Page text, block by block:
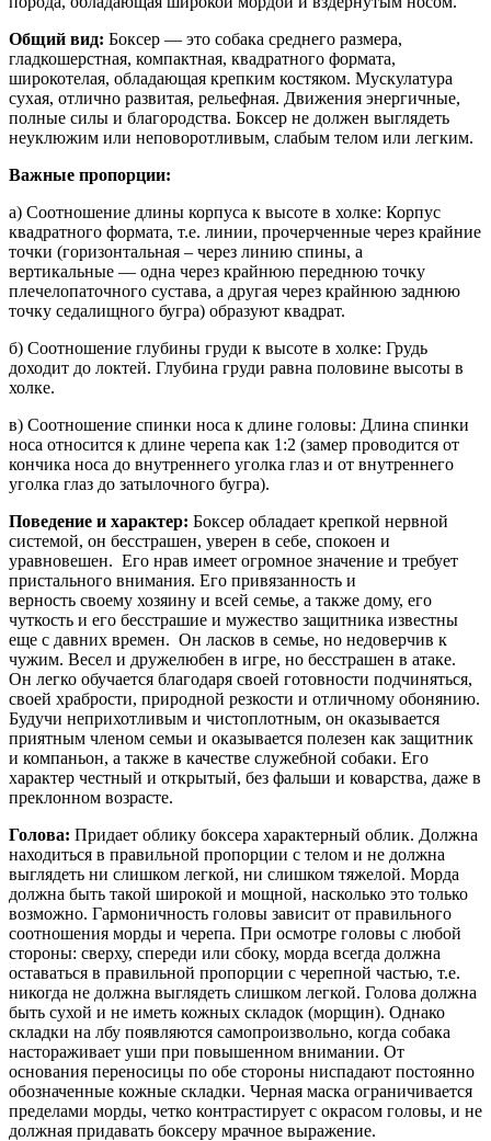
Общий вид: Боксер — это собака среднего размера,
гладкошерстная, компактная, квадратного формата,
широкотелая, обладающая крепким костяком. Мускулатура
сухая, отлично развитая, рельефная. Движения энергичные,
полные силы и благородства. Боксер не должен выглядеть
неуклюжим или неповоротливым, слабым телом или легким.
Важные пропорции:
а) Соотношение длины корпуса к высоте в холке: Корпус
квадратного формата, т.е. линии, прочерченные через крайние
точки (горизонтальная – через линию спины, а
вертикальные — одна через крайнюю переднюю точку
плечелопаточного сустава, а другая через крайнюю заднюю
точку седалищного бугра) образуют квадрат.
б) Соотношение глубины груди к высоте в холке: Грудь
доходит до локтей. Глубина груди равна половине высоты в
холке.
в) Соотношение спинки носа к длине головы: Длина спинки
носа относится к длине черепа как 1:2 (замер проводится от
кончика носа до внутреннего уголка глаз и от внутреннего
уголка глаз до затылочного бугра).
Поведение и характер: Боксер обладает крепкой нервной
системой, он бесстрашен, уверен в себе, спокоен и
уравновешен. Его нрав имеет огромное значение и требует
пристального внимания. Его привязанность и
верность своему хозяину и всей семье, а также дому, его
чуткость и его бесстрашие и мужество защитника известны
еще с давних времен. Он ласков в семье, но недоверчив к
чужим. Весел и дружелюбен в игре, но бесстрашен в атаке.
Он легко обучается благодаря своей готовности подчиняться,
своей храбрости, природной резкости и отличному обонянию.
Будучи неприхотливым и чистоплотным, он оказывается
приятным членом семьи и оказывается полезен как защитник
и компаньон, а также в качестве служебной собаки. Его
характер честный и открытый, без фальши и коварства, даже в
преклонном возрасте.
Голова: Придает облику боксера характерный облик. Должна
находиться в правильной пропорции с телом и не должна
выглядеть ни слишком легкой, ни слишком тяжелой. Морда
должна быть такой широкой и мощной, насколько это только
возможно. Гармоничность головы зависит от правильного
соотношения морды и черепа. При осмотре головы с любой
стороны: сверху, спереди или сбоку, морда всегда должна
оставаться в правильной пропорции с черепной частью, т.е.
никогда не должна выглядеть слишком легкой. Голова должна
быть сухой и не иметь кожных складок (морщин). Однако
складки на лбу появляются самопроизвольно, когда собака
настораживает уши при повышенном внимании. От
основания переносицы по обе стороны ниспадают постоянно
обозначенные кожные складки. Черная маска ограничивается
пределами морды, четко контрастирует с окрасом головы, и не
должная придавать боксеру мрачное выражение.